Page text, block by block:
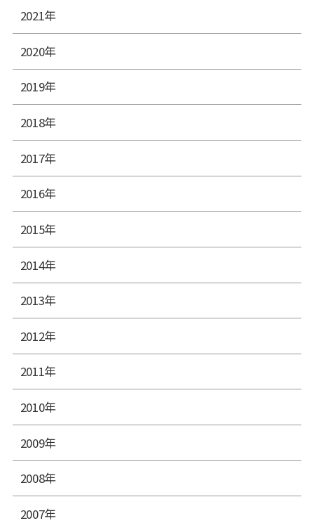
2021年
2020年
2019年
2018年
2017年
2016年
2015年
2014年
2013年
2012年
2011年
2010年
2009年
2008年
2007年